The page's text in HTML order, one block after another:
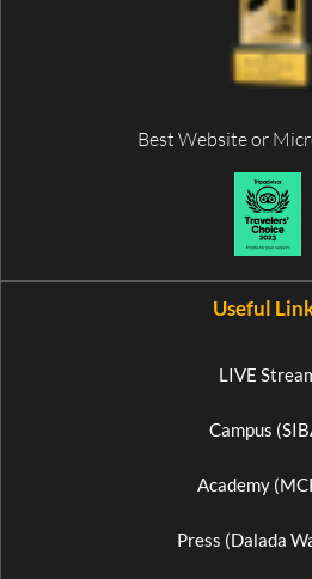
Best Website or
Useful
LIVE
Campus
Academy
Press (Dalada